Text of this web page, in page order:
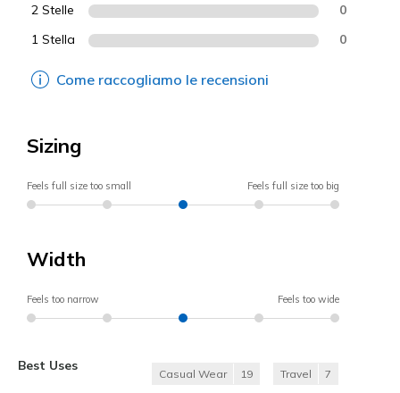
2 Stelle 0
1 Stella 0
Come raccogliamo le recensioni
Sizing
Feels full size too small Feels full size too big
Width
Feels too narrow Feels too wide
Best Uses
Casual Wear 19 Travel 7